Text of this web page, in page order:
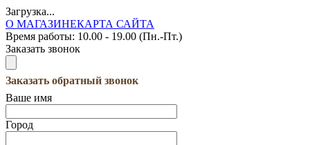
Загрузка...
О МАГАЗИНЕКАРТА САЙТА
Время работы: 10.00 - 19.00 (Пн.-Пт.)
Заказать звонок
Заказать обратный звонок
Ваше имя
Город